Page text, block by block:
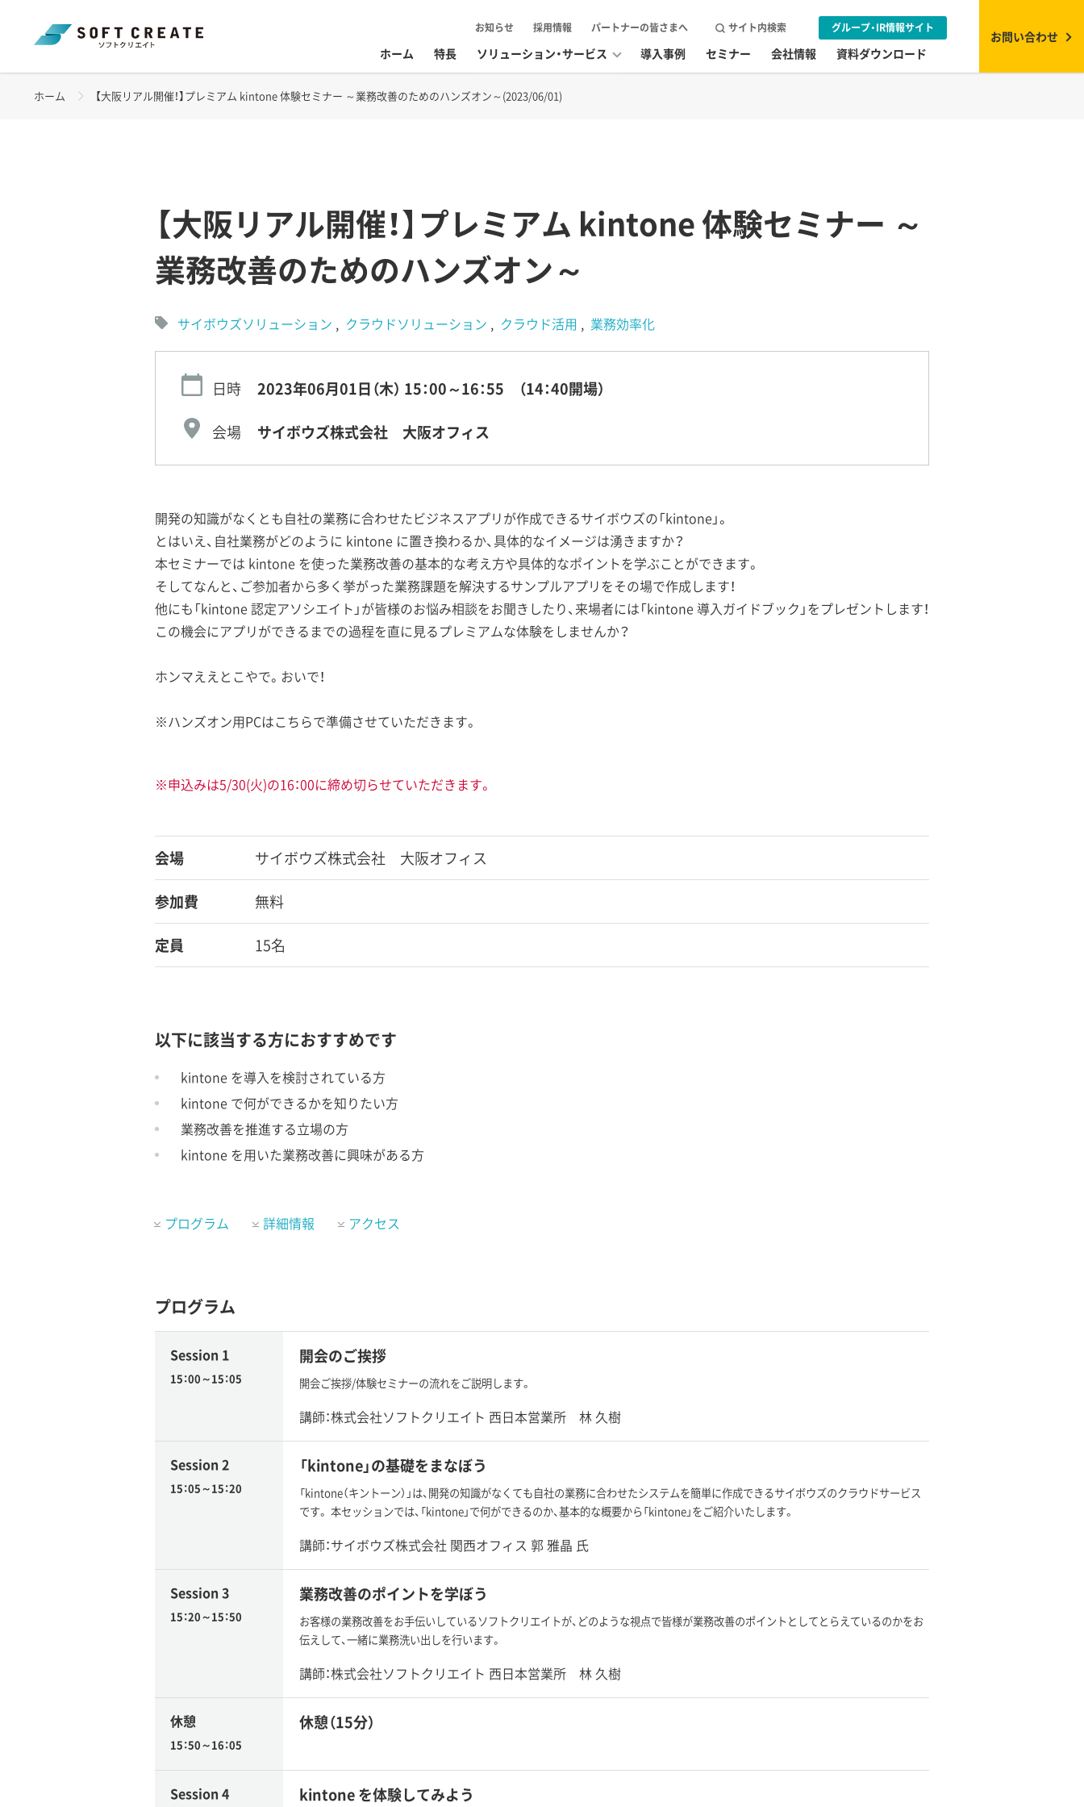
ホーム 特長 ソリューション・サービス 導入事例 セミナー 会社情報 資料ダウンロード
お知らせ 採用情報 パートナーの皆さまへ サイト内検索 グループ・IR情報サイト
お問い合わせ
ホーム 【大阪リアル開催！】プレミアム kintone 体験セミナー ～業務改善のためのハンズオン～(2023/06/01)
【大阪リアル開催！】プレミアム kintone 体験セミナー ～
業務改善のためのハンズオン～
サイボウズソリューション クラウドソリューション クラウド活用 業務効率化
日時 2023年06月01日（木） 15：00～16：55 （14：40開場）
会場
サイボウズ株式会社 大阪オフィス
開発の知識がなくとも自社の業務に合わせたビジネスアプリが作成できるサイボウズの「kintone」。
とはいえ、自社業務がどのように kintone に置き換わるか、具体的なイメージは湧きますか？
本セミナーでは kintone を使った業務改善の基本的な考え方や具体的なポイントを学ぶことができます。
そしてなんと、ご参加者から多く挙がった業務課題を解決するサンプルアプリをその場で作成します！
他にも「kintone 認定アソシエイト」が皆様のお悩み相談をお聞きしたり、来場者には「kintone 導入ガイドブック」をプレゼントします！
この機会にアプリができるまでの過程を直に見るプレミアムな体験をしませんか？
ホンマええとこやで。おいで！
※ハンズオン用PCはこちらで準備させていただきます。
※申込みは5/30(火)の16：00に締め切らせていただきます。
会場
サイボウズ株式会社 大阪オフィス
参加費
無料
定員
15名
以下に該当する方におすすめです
kintone を導入を検討されている方
kintone で何ができるかを知りたい方
業務改善を推進する立場の方
kintone を用いた業務改善に興味がある方
プログラム 詳細情報 アクセス
プログラム
Session 1
15：00～15：05
開会のご挨拶
開会ご挨拶/体験セミナーの流れをご説明します。
講師：株式会社ソフトクリエイト 西日本営業所 林 久樹
Session 2
15：05～15：20
「kintone」の基礎をまなぼう
「kintone（キントーン）」は、開発の知識がなくても自社の業務に合わせたシステムを簡単に作成できるサイボウズのクラウドサービス
です。 本セッションでは、「kintone」で何ができるのか、基本的な概要から「kintone」をご紹介いたします。
講師：サイボウズ株式会社 関西オフィス 郭 雅晶 氏
Session 3
15：20～15：50
業務改善のポイントを学ぼう
お客様の業務改善をお手伝いしているソフトクリエイトが、どのような視点で皆様が業務改善のポイントとしてとらえているのかをお
伝えして、一緒に業務洗い出しを行います。
講師：株式会社ソフトクリエイト 西日本営業所 林 久樹
休憩
15：50～16：05
休憩（15分）
Session 4 kintone を体験してみよう